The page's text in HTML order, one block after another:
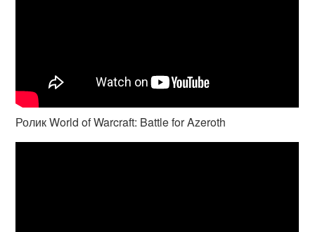
Ролик World of Warcraft: Battle for Azeroth